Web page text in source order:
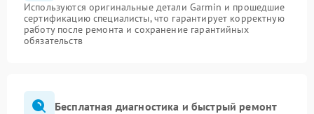
Используются оригинальные детали Garmin и прошедшие
сертификацию специалисты, что гарантирует корректную
работу после ремонта и сохранение гарантийных
обязательств
Бесплатная диагностика и быстрый ремонт